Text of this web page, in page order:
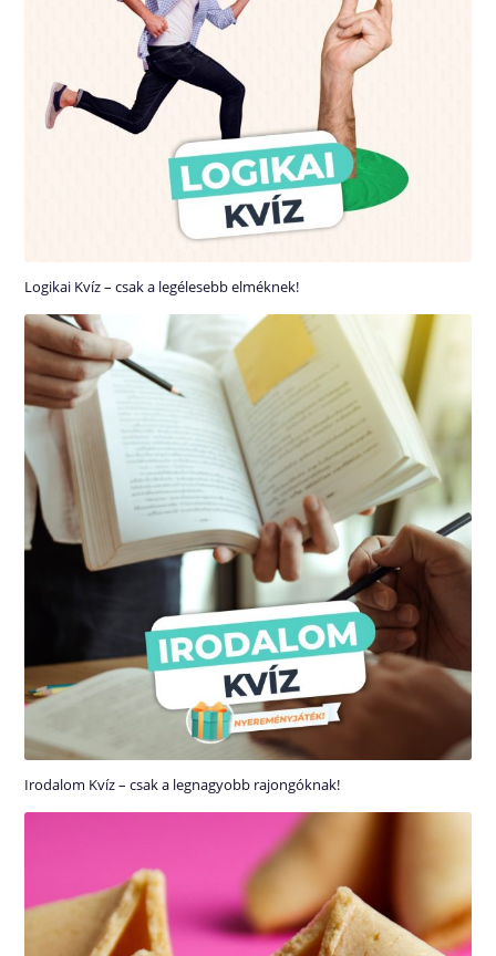
Logikai Kvíz – csak a legélesebb elméknek!
Irodalom Kvíz – csak a legnagyobb rajongóknak!